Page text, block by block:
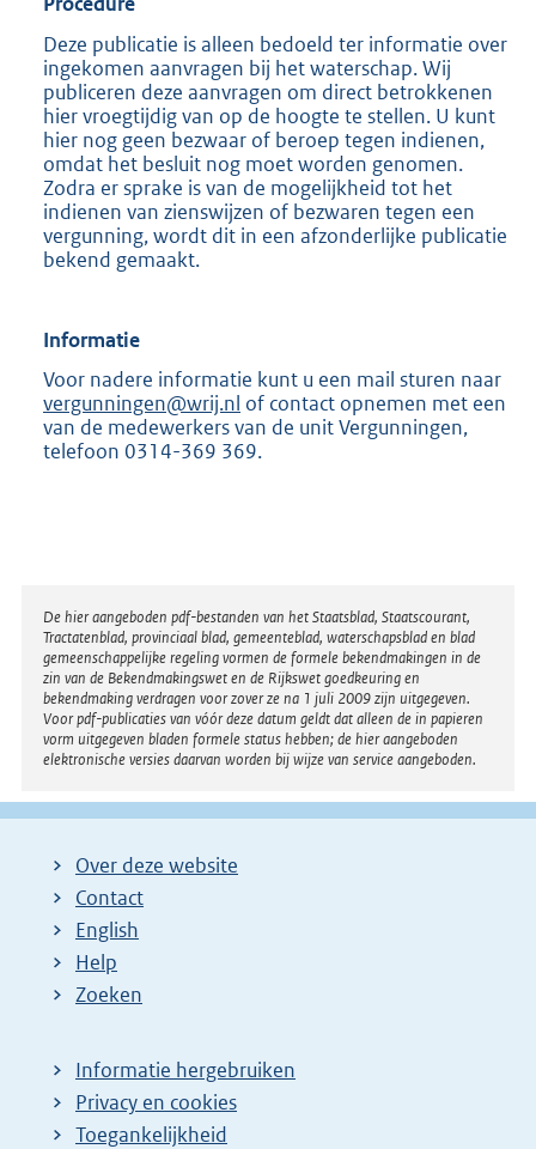
Deze publicatie is alleen bedoeld ter informatie over
ingekomen aanvragen bij het waterschap. Wij
publiceren deze aanvragen om direct betrokkenen
hier vroegtijdig van op de hoogte te stellen. U kunt
hier nog geen bezwaar of beroep tegen indienen,
omdat het besluit nog moet worden genomen.
Zodra er sprake is van de mogelijkheid tot het
indienen van zienswijzen of bezwaren tegen een
vergunning, wordt dit in een afzonderlijke publicatie
bekend gemaakt.
Informatie
Voor nadere informatie kunt u een mail sturen naar
vergunningen@wrij.nl of contact opnemen met een
van de medewerkers van de unit Vergunningen,
telefoon 0314-369 369.
Disclaimer
De hier aangeboden pdf-bestanden van het Staatsblad, Staatscourant,
Tractatenblad, provinciaal blad, gemeenteblad, waterschapsblad en blad
gemeenschappelijke regeling vormen de formele bekendmakingen in de
zin van de Bekendmakingswet en de Rijkswet goedkeuring en
bekendmaking verdragen voor zover ze na 1 juli 2009 zijn uitgegeven.
Voor pdf-publicaties van vóór deze datum geldt dat alleen de in papieren
vorm uitgegeven bladen formele status hebben; de hier aangeboden
elektronische versies daarvan worden bij wijze van service aangeboden.
Over deze website
Contact
English
Help
Zoeken
Informatie hergebruiken
Privacy en cookies
Toegankelijkheid